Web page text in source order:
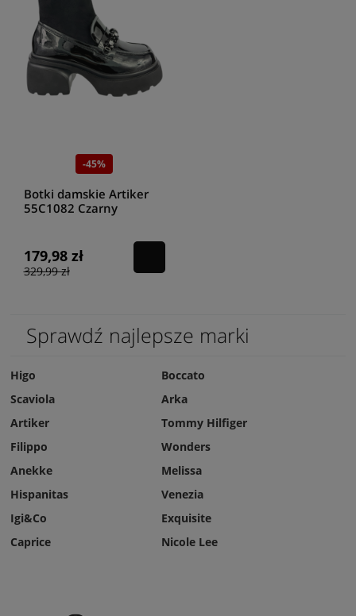
-45%
Botki damskie Artiker
55C1082 Czarny
179,98 zł
329,99 zł
Sprawdź najlepsze marki
Higo
Scaviola
Artiker
Filippo
Boccato
Arka
Tommy Hilfiger
Wonders
Anekke
Hispanitas
Igi&Co
Caprice
Melissa
Venezia
Exquisite
Nicole Lee